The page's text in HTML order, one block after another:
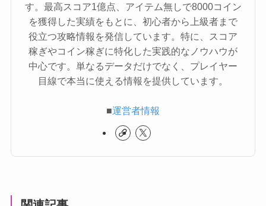
す。最高スコア1億点、アイテム無しで8000コイン
を獲得した実績をもとに、初心者から上級者まで
役立つ攻略情報を発信しています。特に、スコア
稼ぎやコイン稼ぎに特化した実践的なノウハウが
中心です。単なるデータだけでなく、プレイヤー
目線で本当に使える情報を提供しています。
■運営者情報